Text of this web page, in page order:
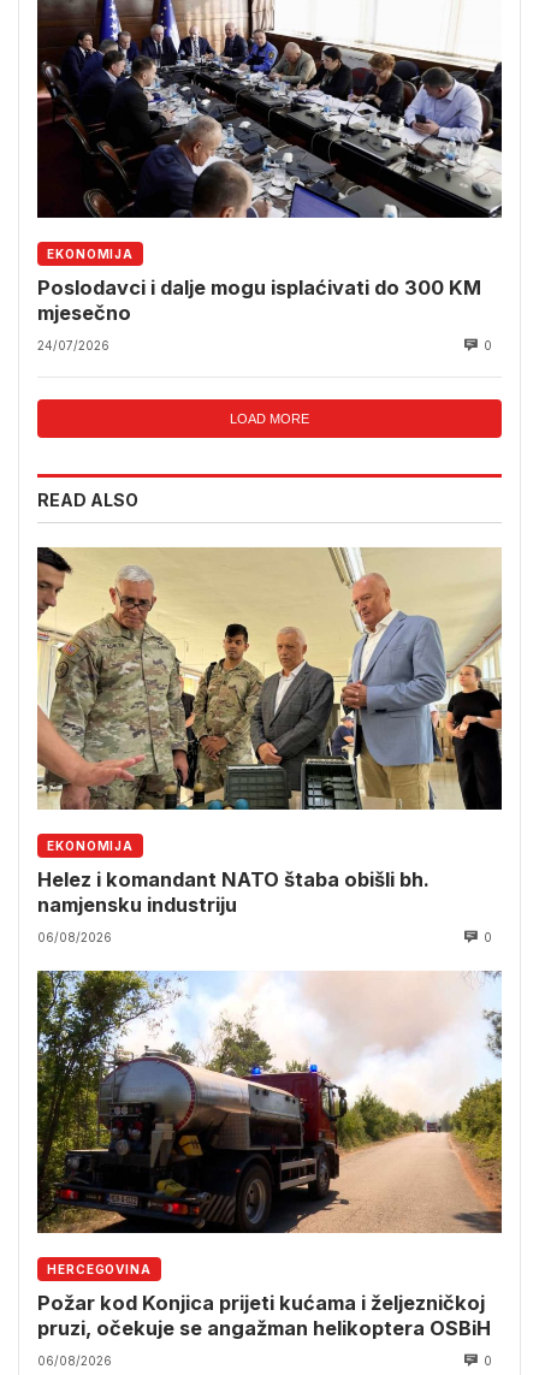
EKONOMIJA
Poslodavci i dalje mogu isplaćivati do 300 KM
mjesečno
24/07/2026 0
LOAD MORE
READ ALSO
EKONOMIJA
Helez i komandant NATO štaba obišli bh.
namjensku industriju
06/08/2026 0
HERCEGOVINA
Požar kod Konjica prijeti kućama i željezničkoj
pruzi, očekuje se angažman helikoptera OSBiH
06/08/2026 0